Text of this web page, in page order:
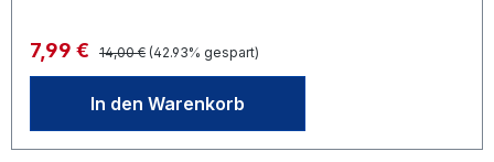
Verl.,Erschienen: 1994. Sprache:
Deutsch, Zustand: gebraucht, sehr
gut, Beschreibung: VIII, 502 S. : Ill.,
Verkaufspreis:
7,99 € Regulärer Preis:
14,00 € (42.93% gespart)
In den Warenkorb